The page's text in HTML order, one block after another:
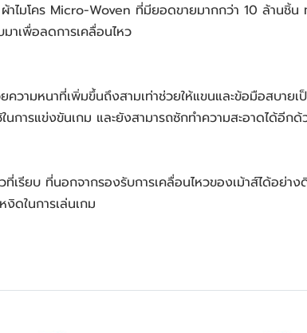
มโคร Micro-Woven ที่มียอดขายมากกว่า 10 ล้านชิ้น
เพื่อลดการเคลื่อนไหว
ามหนาที่เพิ่มขึ้นถึงสามเท่าช่วยให้แขนและข้อมือสบาย
นการแข่งขันเกม และยังสามารถซักทำความสะอาดได้อีกด้
รียบ ที่นอกจากรองรับการเคลื่อนไหวของเม้าส์ได้อย่า
ดในการเล่นเกม